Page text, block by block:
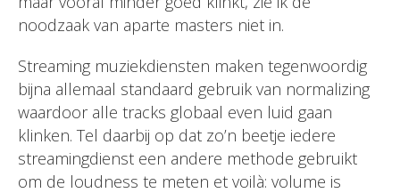
noodzaak van aparte masters niet in.
Streaming muziekdiensten maken tegenwoordig
bijna allemaal standaard gebruik van normalizing
waardoor alle tracks globaal even luid gaan
klinken. Tel daarbij op dat zo’n beetje iedere
streamingdienst een andere methode gebruikt
om de loudness te meten et voilà: volume is